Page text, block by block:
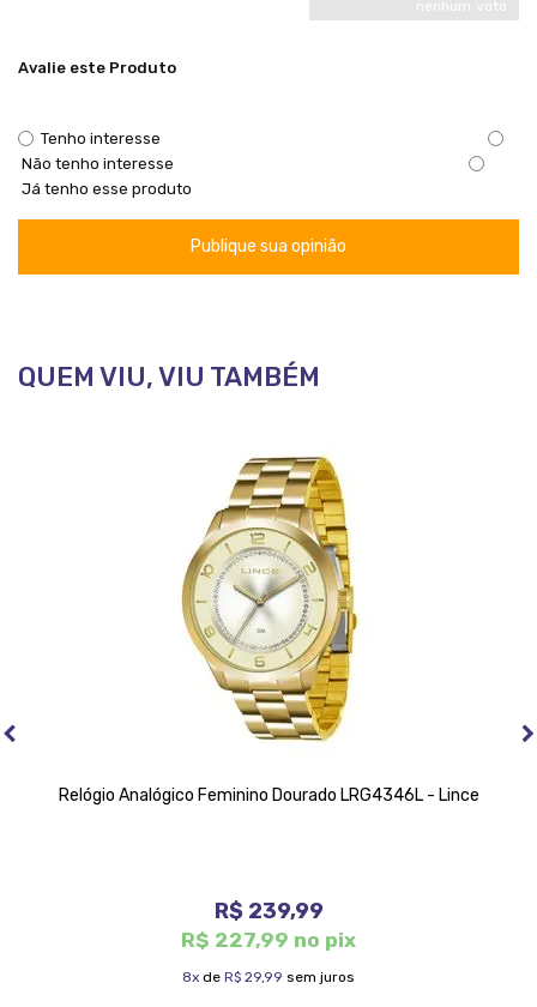
nenhum voto
Avalie este Produto
Tenho interesse
Não tenho interesse
Já tenho esse produto
Publique sua opinião
QUEM VIU, VIU TAMBÉM
Relógio Analógico Feminino Dourado LRG4346L - Lince
R$ 239,99
R$ 227,99 no pix
8x de R$ 29,99 sem juros